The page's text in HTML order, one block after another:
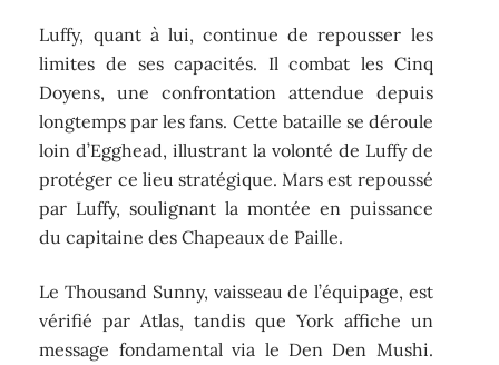
Luffy, quant à lui, continue de repousser les
limites de ses capacités. Il combat les Cinq
Doyens, une confrontation attendue depuis
longtemps par les fans. Cette bataille se déroule
loin d’Egghead, illustrant la volonté de Luffy de
protéger ce lieu stratégique. Mars est repoussé
par Luffy, soulignant la montée en puissance
du capitaine des Chapeaux de Paille.
Le Thousand Sunny, vaisseau de l’équipage, est
vérifié par Atlas, tandis que York affiche un
message fondamental via le Den Den Mushi.